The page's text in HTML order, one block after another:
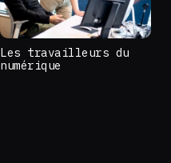
Les travailleurs du
numérique